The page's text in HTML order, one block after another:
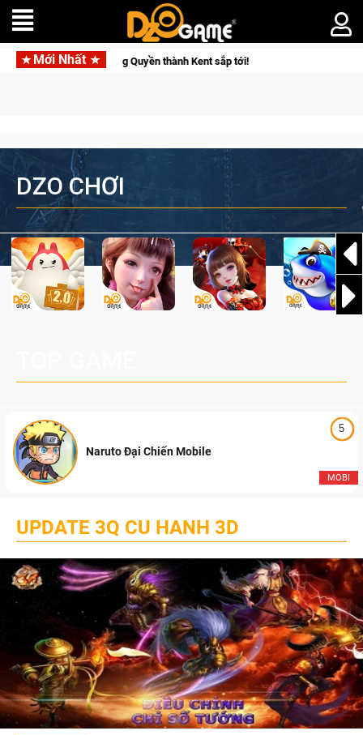
Mới Nhất
sắp tới! Trial Xtreme Freedom – Game đua xe mô tô PvP
DZO CHƠI
5
MOBI
Naruto Đại Chiến Mobile
UPDATE 3Q CU HANH 3D